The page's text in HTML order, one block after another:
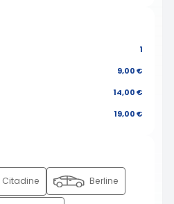
1
9,00 €
14,00 €
19,00 €
Citadine Berline